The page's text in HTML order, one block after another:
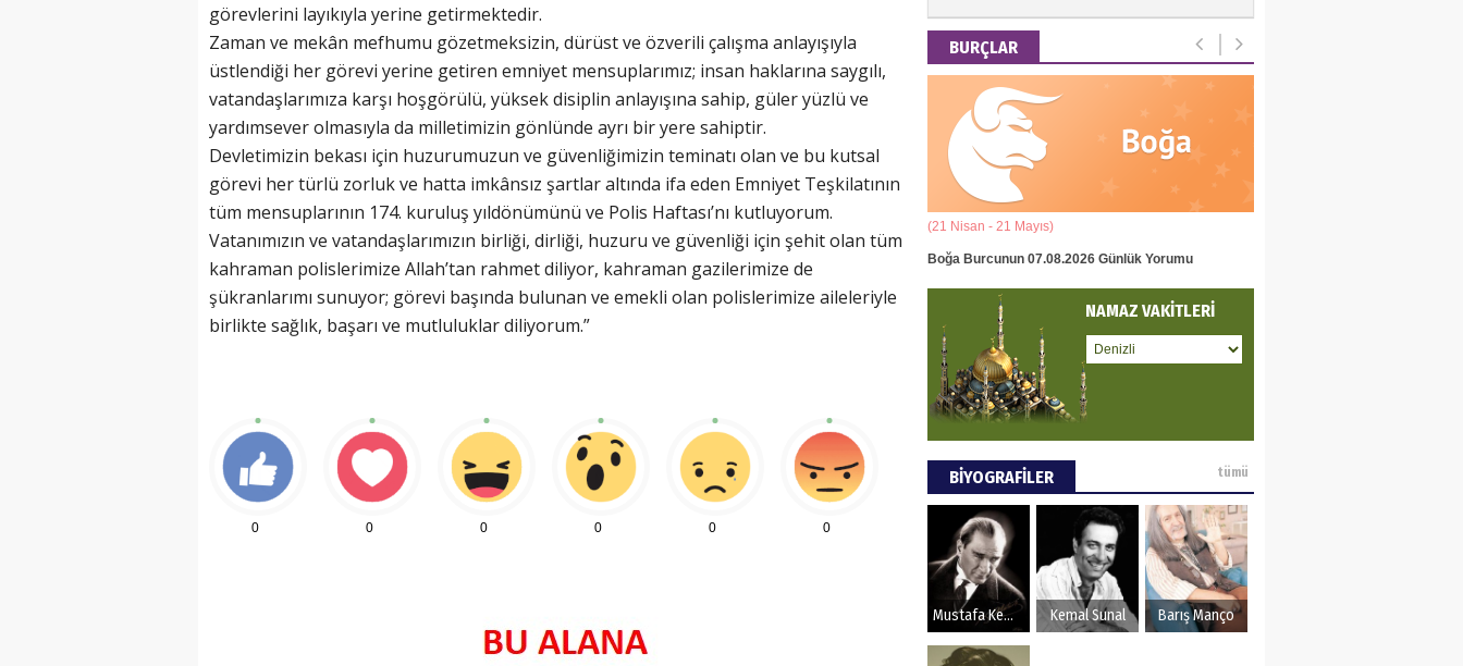
görevlerini layıkıyla yerine getirmektedir.
Zaman ve mekân mefhumu gözetmeksizin, dürüst ve özverili çalışma anlayışıyla
üstlendiği her görevi yerine getiren emniyet mensuplarımız; insan haklarına saygılı,
vatandaşlarımıza karşı hoşgörülü, yüksek disiplin anlayışına sahip, güler yüzlü ve
yardımsever olmasıyla da milletimizin gönlünde ayrı bir yere sahiptir.
Devletimizin bekası için huzurumuzun ve güvenliğimizin teminatı olan ve bu kutsal
görevi her türlü zorluk ve hatta imkânsız şartlar altında ifa eden Emniyet Teşkilatının
tüm mensuplarının 174. kuruluş yıldönümünü ve Polis Haftası’nı kutluyorum.
Vatanımızın ve vatandaşlarımızın birliği, dirliği, huzuru ve güvenliği için şehit olan tüm
kahraman polislerimize Allah’tan rahmet diliyor, kahraman gazilerimize de
şükranlarımı sunuyor; görevi başında bulunan ve emekli olan polislerimize aileleriyle
birlikte sağlık, başarı ve mutluluklar diliyorum.”
0 0 0 0 0 0
PANDEMİ SONRASI YENİ
DÜNYA DÜZENİ
ANADOLU BASIN YAYIN
BİRLİĞİ
Alaeddin Usta
DÜŞÜNCE VE DÜNYA
Mustafa Göker
Tülay Pay
EMPERYALİZMİN TOPLU
HİPNOZU
EVREN MUMCU
BURÇLAR
(20 Şubat - 20 Mart) (21 Nisan - 21 Mayıs)
Boğa Burcunun 07.08.2026 Günlük Yorumu
NAMAZ VAKİTLERİ
BİYOGRAFİLER tümü
Mustafa Kemal Atatürk Kemal Sunal Barış Manço